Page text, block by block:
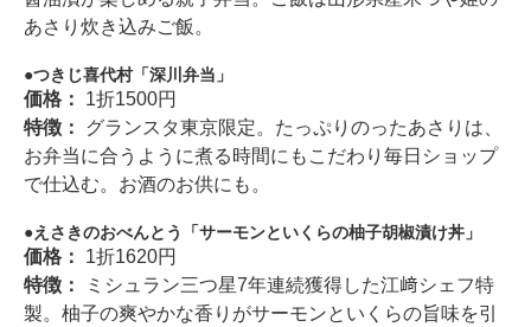
あさり炊き込みご飯。
つきじ喜代村「深川弁当」
価格： 1折1500円
特徴： グランスタ東京限定。たっぷりのったあさりは、
お弁当に合うように煮る時間にもこだわり毎日ショップ
で仕込む。お酒のお供にも。
えさきのおべんとう「サーモンといくらの柚子胡椒漬け丼」
価格： 1折1620円
特徴：
ミシュラン三つ星7年連続獲得した江﨑シェフ特
製。柚子の爽やかな香りがサーモンといくらの旨味を引